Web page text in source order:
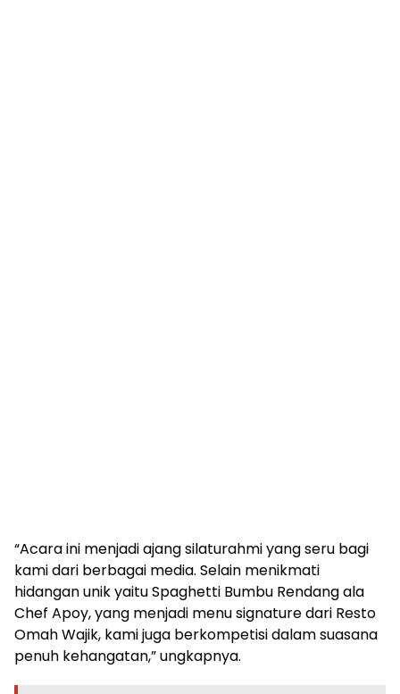
“Acara ini menjadi ajang silaturahmi yang seru bagi
kami dari berbagai media. Selain menikmati
hidangan unik yaitu Spaghetti Bumbu Rendang ala
Chef Apoy, yang menjadi menu signature dari Resto
Omah Wajik, kami juga berkompetisi dalam suasana
penuh kehangatan,” ungkapnya.